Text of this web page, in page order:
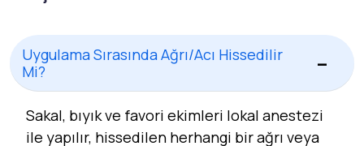
Uygulama Sırasında Ağrı/Acı Hissedilir
Mi?
Sakal, bıyık ve favori ekimleri lokal anestezi
ile yapılır, hissedilen herhangi bir ağrı veya